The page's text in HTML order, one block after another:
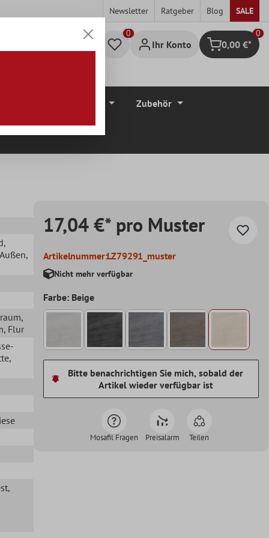
Newsletter Ratgeber Blog SALE
Ihr Konto Warenkorb
0
0,00 €*
Zubehör
,
,
,
, Flur
,
,
17,04 €* pro Muster
Artikelnummer:LZ79291_muster
Nicht mehr verfügbar
Farbe: Beige
Bitte benachrichtigen Sie mich, sobald der
Artikel wieder verfügbar ist
Mosafil Fragen Preisalarm Teilen